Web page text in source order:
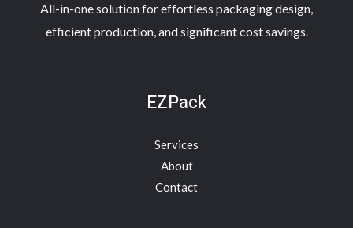
All-in-one solution for effortless packaging design,
efficient production, and significant cost savings.
EZPack
Services
About
Contact